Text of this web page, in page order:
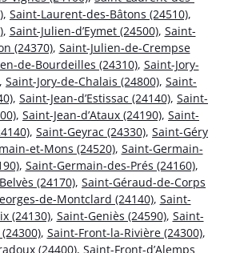
, Saint-Laurent-des-Bâtons (24510),
, Saint-Julien-d’Eymet (24500), Saint-
(24370), Saint-Julien-de-Crempse
de-Bourdeilles (24310), Saint-Jory-
, Saint-Jory-de-Chalais (24800), Saint-
, Saint-Jean-d’Estissac (24140), Saint-
, Saint-Jean-d’Ataux (24190), Saint-
, Saint-Geyrac (24330), Saint-Géry
et-Mons (24520), Saint-Germain-
, Saint-Germain-des-Prés (24160),
(24170), Saint-Géraud-de-Corps
de-Montclard (24140), Saint-
(24130), Saint-Geniès (24590), Saint-
, Saint-Front-la-Rivière (24300),
(24400), Saint-Front-d’Alemps